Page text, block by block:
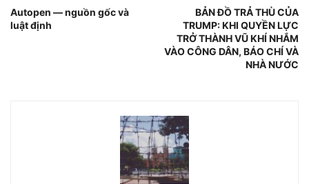
Autopen — nguồn gốc và
luật định
BẢN ĐỒ TRẢ THÙ CỦA
TRUMP: KHI QUYỀN LỰC
TRỞ THÀNH VŨ KHÍ NHẮM
VÀO CÔNG DÂN, BÁO CHÍ VÀ
NHÀ NƯỚC